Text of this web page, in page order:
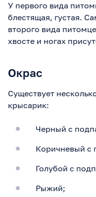
У первого вида
блестящая, густая.
второго вида
хвосте и ногах
Окрас
Существует
крысарик:
Черный с
Коричневый с
Голубой с
Рыжий;